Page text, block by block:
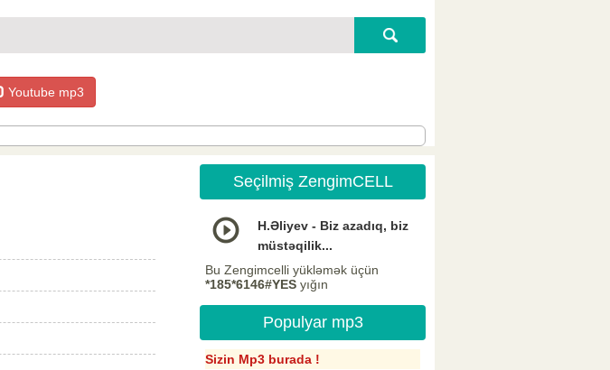
Youtube mp3
Seçilmiş ZengimCELL
H.Əliyev - Biz azadıq, biz
müstəqilik...
Bu Zengimcelli yükləmək üçün
*185*6146#YES yığın
Populyar mp3
Sizin Mp3 burada !